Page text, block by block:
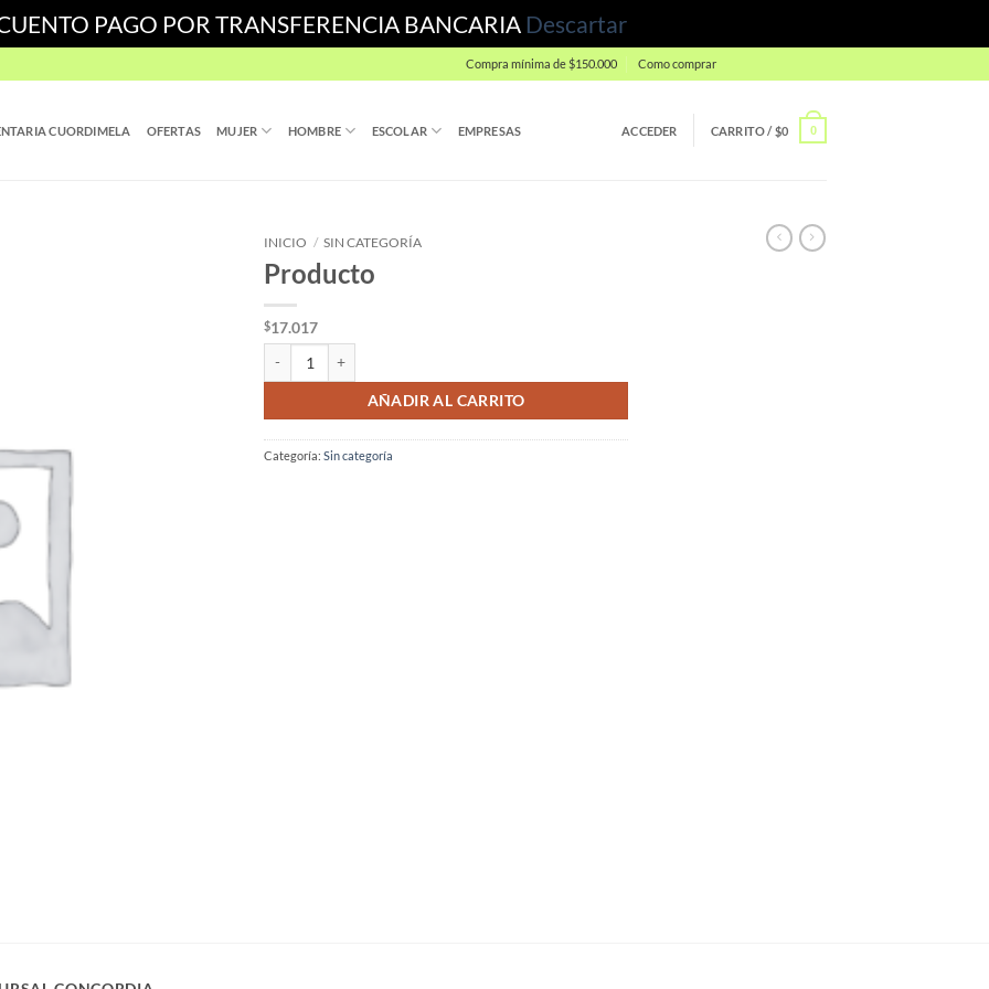
PAGO POR TRANSFERENCIA BANCARIA Descartar
Compra mínima de $150.000 Como comprar
CUORDIMELA OFERTAS MUJER HOMBRE ESCOLAR EMPRESAS ACCEDER CARRITO /$0 0
INICIO / SIN CATEGORÍA
Producto
$17.017
AÑADIR AL CARRITO
Categoría: Sin categoría